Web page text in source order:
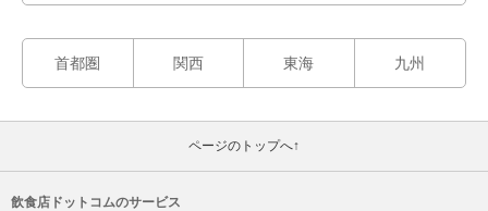
首都圏 関西 東海 九州
ページのトップへ↑
飲食店ドットコムのサービス